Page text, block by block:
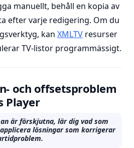
manuellt, behåll en kopia av
efter varje redigering. Om du
kan XMLTV resurser
TV-listor programmässigt.
och offsetsproblem
Player
är förskjutna, lär dig vad som
lösningar som korrigerar